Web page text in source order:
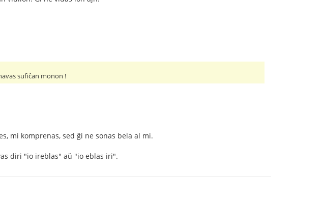
sufiĉan monon !
mi komprenas, sed ĝi ne sonas bela al mi.
diri "io ireblas" aŭ "io eblas iri".